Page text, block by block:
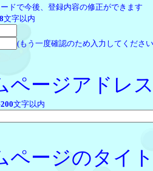
ドで今後、登録内容の修正ができます
8文字以内
(もう一度確認のため入力してくださ
ページアドレ
200文字以内
ページのタイ